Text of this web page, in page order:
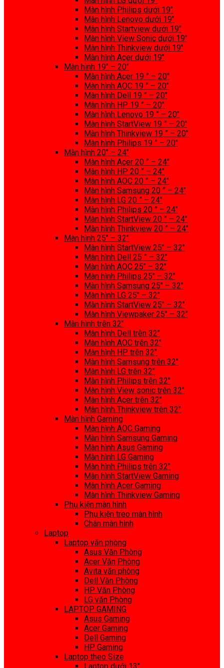
Màn hình Philips dưới 19″
Màn hình Lenovo dưới 19″
Màn hình Startview dưới 19″
Màn hình View Sonic dưới 19″
Màn hình Thinkview dưới 19″
Màn hình Acer dưới 19″
Màn hình 19″ – 20″
Màn hình Acer 19 ” – 20″
Màn hình AOC 19 ” – 20″
Màn hình Dell 19 ” – 20″
Màn hình HP 19 ” – 20″
Màn hình Lenovo 19 ” – 20″
Màn hình StartView 19 ” – 20″
Màn hình Thinkview 19 ” – 20″
Màn hình Philips 19 ” – 20″
Màn hình 20″ – 24″
Màn hình Acer 20 ” – 24″
Màn hình HP 20 ” – 24″
Màn hình AOC 20 ” – 24″
Màn hình Samsung 20 ” – 24″
Màn hình LG 20 ” – 24″
Màn hình Philips 20 ” – 24″
Màn hình StartView 20 ” – 24″
Màn hình Thinkview 20 ” – 24″
Màn hình 25″ – 32″
Màn hình StartView 25″ – 32″
Màn hình Dell 25 ” – 32″
Màn hình AOC 25″ – 32″
Màn hình Philips 25″ – 32″
Màn hình Samsung 25″ – 32″
Màn hình LG 25″ – 32″
Màn hình StartView 25″ – 32″
Màn hình Viewpaker 25″ – 32″
Màn hình trên 32″
Màn hình Dell trên 32″
Màn hình AOC trên 32″
Màn hình HP trên 32″
Màn hình Samsung trên 32″
Màn hình LG trên 32″
Màn hình Philips trên 32″
Màn hình View sonic trên 32″
Màn hình Acer trên 32″
Màn hình Thinkview trên 32″
Màn hình Gaming
Màn hình AOC Gaming
Màn hình Samsung Gaming
Màn hình Asus Gaming
Màn hình LG Gaming
Màn hình Philips trên 32″
Màn hình StartView Gaming
Màn hình Acer Gaming
Màn hình Thinkview Gaming
Phụ kiện màn hình
Phụ kiện treo màn hình
Chân màn hình
Laptop
Laptop văn phòng
Asus Văn Phòng
Acer Văn Phòng
Avita văn phòng
Dell Văn Phòng
HP Văn Phòng
LG văn Phòng
LAPTOP GAMING
Asus Gaming
Acer Gaming
Dell Gaming
HP Gaming
Laptop theo Size